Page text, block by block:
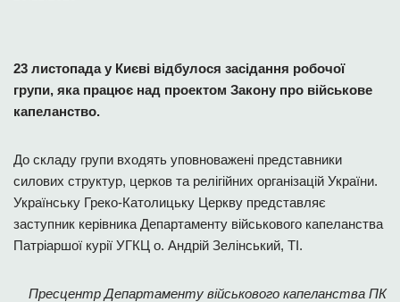
23 листопада у Києві відбулося засідання робочої
групи, яка працює над проектом Закону про військове
капеланство.
До складу групи входять уповноважені представники
силових структур, церков та релігійних організацій України.
Українську Греко-Католицьку Церкву представляє
заступник керівника Департаменту військового капеланства
Патріаршої курії УГКЦ о. Андрій Зелінський, ТІ.
Пресцентр Департаменту військового капеланства ПК